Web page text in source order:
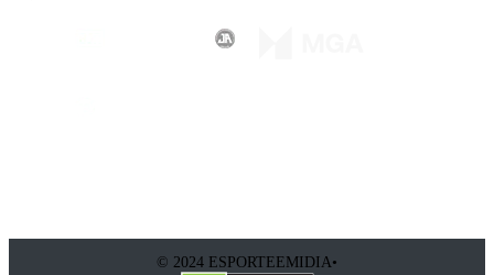
© 2024 ESPORTEEMIDIA•